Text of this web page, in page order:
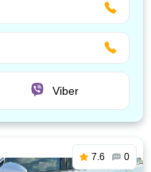
Viber
7.6 0